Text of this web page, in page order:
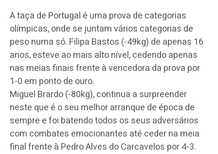
A taça de Portugal é uma prova de categorias
olímpicas, onde se juntam vários categorias de
peso numa só. Filipa Bastos (-49kg) de apenas 16
anos, esteve ao mais alto nível, cedendo apenas
nas meias finais frente à vencedora da prova por
1-0 em ponto de ouro.
Miguel Brardo (-80kg), continua a surpreender
neste que é o seu melhor arranque de época de
sempre e foi batendo todos os seus adversários
com combates emocionantes até ceder na meia
final frente à Pedro Alves do Carcavelos por 4-3.